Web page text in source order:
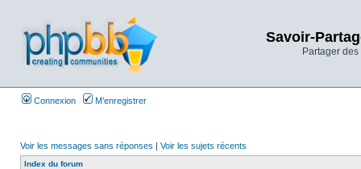
Savoir-
Partager
Connexion M’enregistrer
Voir les messages sans réponses | Voir les sujets récents
Index du forum